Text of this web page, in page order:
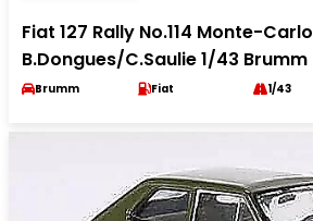
Fiat 127 Rally No.114 Monte-
B.Dongues/C.Saulie 1/43 Brumm
Brumm Fiat 1/43